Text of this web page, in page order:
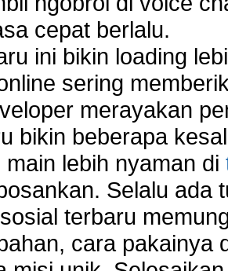
cepat berlalu.
ini bikin loading
sering
merayakan
bikin beberapa
lebih nyaman di
Selalu ada
terbaru
cara pakainya